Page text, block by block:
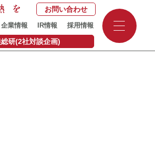
企業情報 IR情報 採用情報
お問い合わせ
研(2社対談企画)
-
-